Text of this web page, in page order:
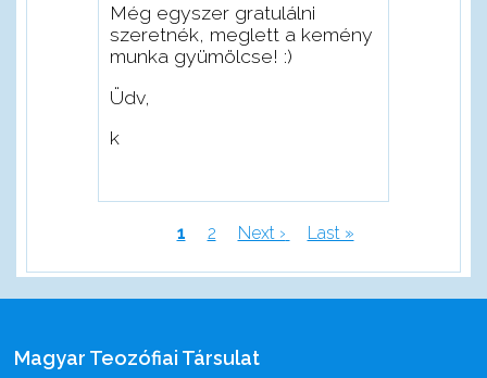
Még egyszer gratulálni
szeretnék, meglett a kemény
munka gyümölcse! :)
Üdv,
k
Jelenlegi
1 Page
2
Következő
Next ›
Utolsó
Last »
Magyar Teozófiai Társulat